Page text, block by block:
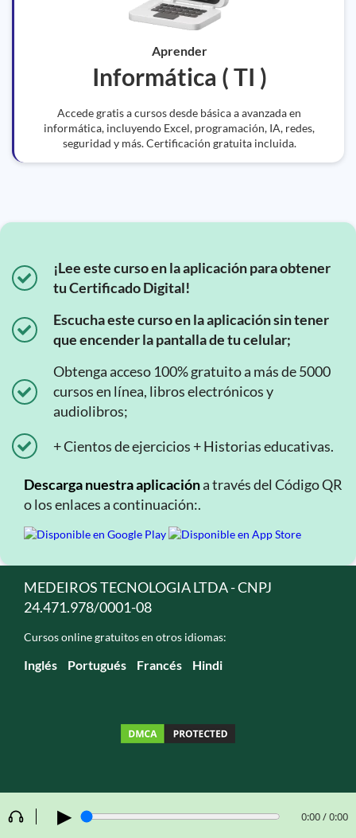
▶ 0:00 / 0:00
Aprender
Informática ( TI )
Accede gratis a cursos desde básica a avanzada en
informática, incluyendo Excel, programación, IA, redes,
seguridad y más. Certificación gratuita incluida.
¡Lee este curso en la aplicación para obtener
tu Certificado Digital!
Escucha este curso en la aplicación sin tener
que encender la pantalla de tu celular;
Obtenga acceso 100% gratuito a más de 5000
cursos en línea, libros electrónicos y
audiolibros;
+ Cientos de ejercicios + Historias educativas.
Descarga nuestra aplicacióna través del Código QR
o los enlaces a continuación:.
MEDEIROS TECNOLOGIA LTDA - CNPJ
24.471.978/0001-08
Cursos online gratuitos en otros idiomas:
Inglés Portugués Francés Hindi